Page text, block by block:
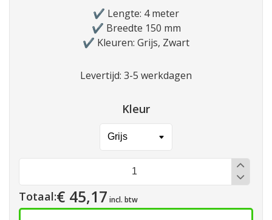
✔️ Lengte: 4 meter
✔️ Breedte 150 mm
✔️ Kleuren: Grijs, Zwart
Levertijd: 3-5 werkdagen
Kleur
aantal
Totaal:€ 45,17 incl. btw